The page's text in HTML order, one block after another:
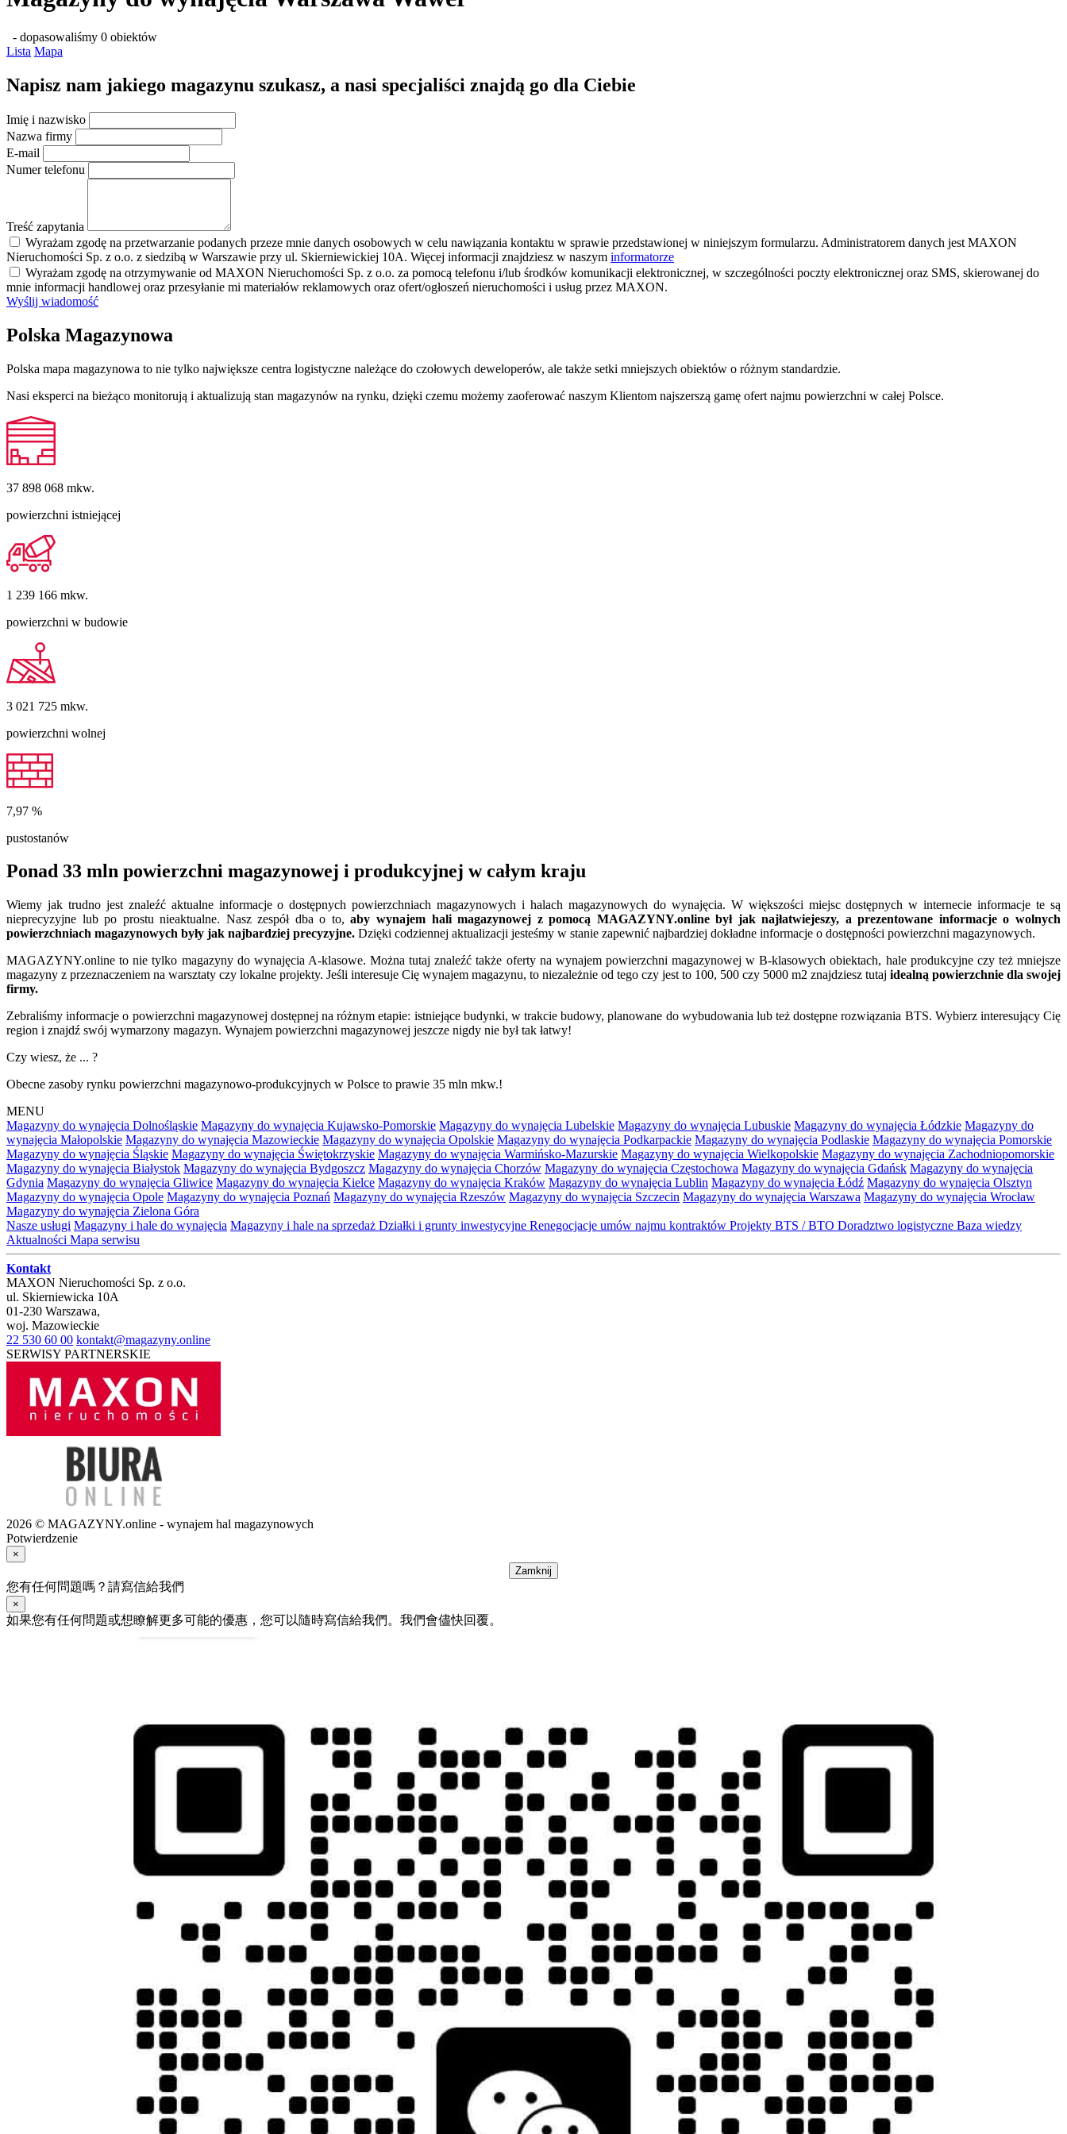
- dopasowaliśmy 0 obiektów
Lista Mapa
Napisz nam jakiego magazynu szukasz, a nasi specjaliści znajdą go dla Ciebie
Imię i nazwisko
Nazwa firmy
E-mail
Numer telefonu
Treść zapytania
Wyrażam zgodę na przetwarzanie podanych przeze mnie danych osobowych w celu nawiązania kontaktu w sprawie przedstawionej w niniejszym formularzu. Administratorem danych jest MAXON
Nieruchomości Sp. z o.o. z siedzibą w Warszawie przy ul. Skierniewickiej 10A. Więcej informacji znajdziesz w naszym informatorze
Wyrażam zgodę na otrzymywanie od MAXON Nieruchomości Sp. z o.o. za pomocą telefonu i/lub środków komunikacji elektronicznej, w szczególności poczty elektronicznej oraz SMS, skierowanej do
mnie informacji handlowej oraz przesyłanie mi materiałów reklamowych oraz ofert/ogłoszeń nieruchomości i usług przez MAXON.
Wyślij wiadomość
Polska Magazynowa
Polska mapa magazynowa to nie tylko największe centra logistyczne należące do czołowych deweloperów, ale także setki mniejszych obiektów o różnym standardzie.
Nasi eksperci na bieżąco monitorują i aktualizują stan magazynów na rynku, dzięki czemu możemy zaoferować naszym Klientom najszerszą gamę ofert najmu powierzchni w całej Polsce.
37 898 068 mkw.
powierzchni istniejącej
1 239 166 mkw.
powierzchni w budowie
3 021 725 mkw.
powierzchni wolnej
7,97 %
pustostanów
Ponad 33 mln powierzchni magazynowej i produkcyjnej w całym kraju
Wiemy jak trudno jest znaleźć aktualne informacje o dostępnych powierzchniach magazynowych i halach magazynowych do wynajęcia. W większości miejsc dostępnych w internecie informacje te są
nieprecyzyjne lub po prostu nieaktualne. Nasz zespół dba o to,aby wynajem hali magazynowej z pomocą MAGAZYNY.online był jak najłatwiejeszy, a prezentowane informacje o wolnych
powierzchniach magazynowych były jak najbardziej precyzyjne. Dzięki codziennej aktualizacji jesteśmy w stanie zapewnić najbardziej dokładne informacje o dostępności powierzchni magazynowych.
MAGAZYNY.online to nie tylko magazyny do wynajęcia A-klasowe. Można tutaj znaleźć także oferty na wynajem powierzchni magazynowej w B-klasowych obiektach, hale produkcyjne czy też mniejsze
magazyny z przeznaczeniem na warsztaty czy lokalne projekty. Jeśli interesuje Cię wynajem magazynu, to niezależnie od tego czy jest to 100, 500 czy 5000 m2 znajdziesz tutaj idealną powierzchnie dla swojej
firmy.
Zebraliśmy informacje o powierzchni magazynowej dostępnej na różnym etapie: istniejące budynki, w trakcie budowy, planowane do wybudowania lub też dostępne rozwiązania BTS. Wybierz interesujący Cię
region i znajdź swój wymarzony magazyn. Wynajem powierzchni magazynowej jeszcze nigdy nie był tak łatwy!
Czy wiesz, że ... ?
Obecne zasoby rynku powierzchni magazynowo-produkcyjnych w Polsce to prawie 35 mln mkw.!
MENU
Magazyny do wynajęcia Dolnośląskie Magazyny do wynajęcia Kujawsko-Pomorskie Magazyny do wynajęcia Lubelskie Magazyny do wynajęcia Lubuskie Magazyny do wynajęcia Łódzkie Magazyny do
wynajęcia Małopolskie Magazyny do wynajęcia Mazowieckie Magazyny do wynajęcia Opolskie Magazyny do wynajęcia Podkarpackie Magazyny do wynajęcia Podlaskie Magazyny do wynajęcia Pomorskie
Magazyny do wynajęcia Śląskie Magazyny do wynajęcia Świętokrzyskie Magazyny do wynajęcia Warmińsko-Mazurskie Magazyny do wynajęcia Wielkopolskie Magazyny do wynajęcia Zachodniopomorskie
Magazyny do wynajęcia Białystok Magazyny do wynajęcia Bydgoszcz Magazyny do wynajęcia Chorzów Magazyny do wynajęcia Częstochowa Magazyny do wynajęcia Gdańsk Magazyny do wynajęcia
Gdynia Magazyny do wynajęcia Gliwice Magazyny do wynajęcia Kielce Magazyny do wynajęcia Kraków Magazyny do wynajęcia Lublin Magazyny do wynajęcia Łódź Magazyny do wynajęcia Olsztyn
Magazyny do wynajęcia Opole Magazyny do wynajęcia Poznań Magazyny do wynajęcia Rzeszów Magazyny do wynajęcia Szczecin Magazyny do wynajęcia Warszawa Magazyny do wynajęcia Wrocław
Magazyny do wynajęcia Zielona Góra
Nasze usługi Magazyny i hale do wynajęcia Magazyny i hale na sprzedaż Działki i grunty inwestycyjne Renegocjacje umów najmu kontraktów Projekty BTS / BTO Doradztwo logistyczne Baza wiedzy
Aktualności Mapa serwisu
Kontakt
MAXON Nieruchomości Sp. z o.o.
ul. Skierniewicka 10A
01-230 Warszawa,
woj. Mazowieckie
22 530 60 00 kontakt@magazyny.online
SERWISY PARTNERSKIE
2026 © MAGAZYNY.online - wynajem hal magazynowych
Potwierdzenie
×
Zamknij
您有任何問題嗎？請寫信給我們
×
如果您有任何問題或想瞭解更多可能的優惠，您可以隨時寫信給我們。我們會儘快回覆。